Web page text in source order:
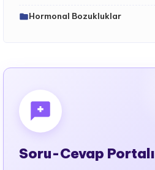
Hormonal Bozukluklar
(ortopedi)
Kalıtsal (Genetik) Hastalıklar
Kan Hastalıkları (Hematoloji)
Soru-Cevap Portalı